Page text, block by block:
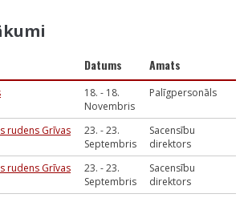
Datums Amats
18. - 18.
Novembris
Palīgpersonāls
rudens Grīvas
23. - 23.
Septembris
Sacensību
direktors
rudens Grīvas
23. - 23.
Septembris
Sacensību
direktors